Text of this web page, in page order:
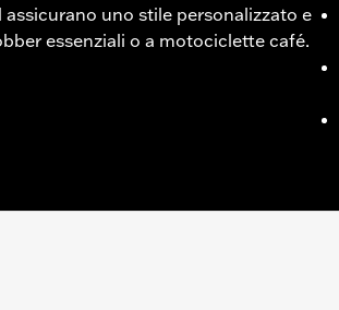
uno stile personalizzato e
essenziali o a motociclette café.